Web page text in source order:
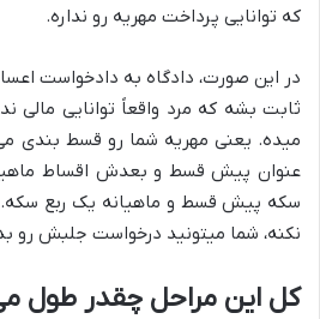
که توانایی پرداخت مهریه رو نداره.
در این صورت، دادگاه به دادخواست
ثابت بشه که مرد واقعاً توانایی مالی
میده. یعنی مهریه شما رو قسط بندی
سکه پیش قسط و ماهیانه یک ربع
نکنه، شما میتونید درخواست جلبش رو
کل این مراحل چقدر طول